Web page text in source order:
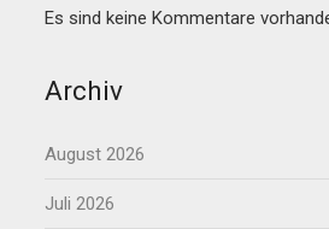
Es sind keine Kommentare
Archiv
August 2026
Juli 2026